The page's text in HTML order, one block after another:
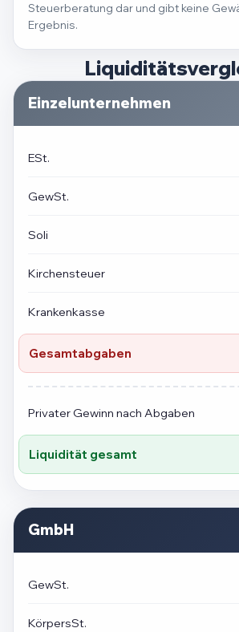
Steuerberatung dar und gibt keine
Ergebnis.
Einzelunternehmen
ESt.
GewSt.
Soli
Kirchensteuer
Krankenkasse
Gesamtabgaben
Privater Gewinn nach Abgaben
Liquidität gesamt
GmbH
GewSt.
KörpersSt.